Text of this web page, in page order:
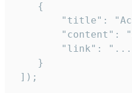
    {
"title":
"content":
"link":
    }
]);